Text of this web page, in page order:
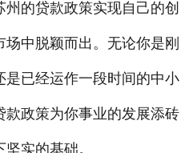
的贷款政策实现自己的创
中脱颖而出。无论你是刚
是已经运作一段时间的中小
政策为你事业的发展添砖
实的基础。